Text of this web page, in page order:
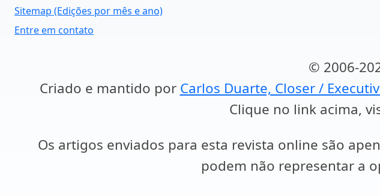
Sitemap (Edições por mês e ano)
Entre em contato
© 2006-
Criado e mantido por Carlos Duarte, Closer /
Clique no link acima,
Os artigos enviados para esta revista online são
podem não representar a